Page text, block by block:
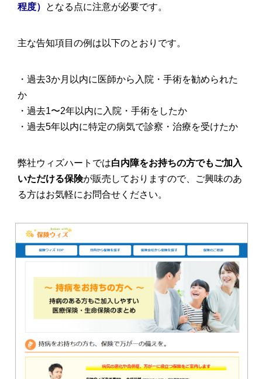
程度）
となる点に注意が必要です。
主な告知項目の例は以下のとおりです。
・過去3か月以内に医師から入院・手術を勧められた
か
・過去1〜2年以内に入院・手術をしたか
・過去5年以内に特定の病気で診察・治療を受けたか
弊社ウィズハートでは白内障をお持ちの方でもご加入
いただける保険が販売しておりますので、ご興味のあ
る方はお気軽にお問合せください。